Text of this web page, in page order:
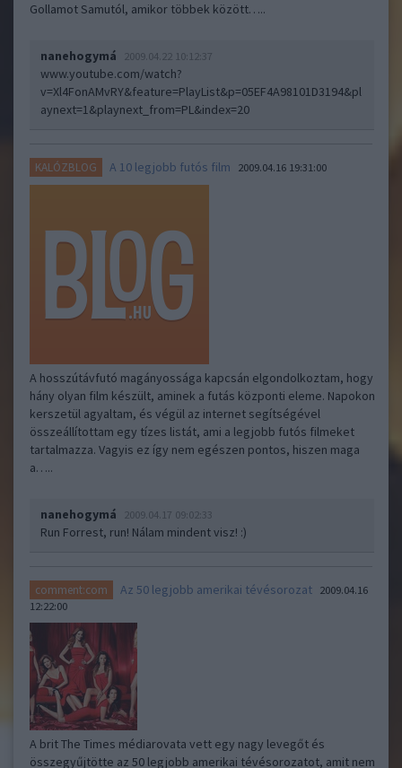
Gollamot Samutól, amikor többek között…..
nanehogymá 2009.04.22 10:12:37
www.youtube.com/watch?
v=Xl4FonAMvRY&feature=PlayList&p=05EF4A98101D3194&pl
aynext=1&playnext_from=PL&index=20
KALÓZBLOG A 10 legjobb futós film 2009.04.16 19:31:00
A hosszútávfutó magányossága kapcsán elgondolkoztam, hogy
hány olyan film készült, aminek a futás központi eleme. Napokon
kerszetül agyaltam, és végül az internet segítségével
összeállítottam egy tízes listát, ami a legjobb futós filmeket
tartalmazza. Vagyis ez így nem egészen pontos, hiszen maga
a…..
nanehogymá 2009.04.17 09:02:33
Run Forrest, run! Nálam mindent visz! :)
comment:com Az 50 legjobb amerikai tévésorozat 2009.04.16
12:22:00
A brit The Times médiarovata vett egy nagy levegőt és
összegyűjtötte az 50 legjobb amerikai tévésorozatot, amit nem